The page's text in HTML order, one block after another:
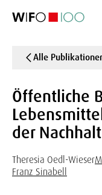
Alle
Öffentliche
der
Theresia Oedl-Wieser
Franz Sinabell